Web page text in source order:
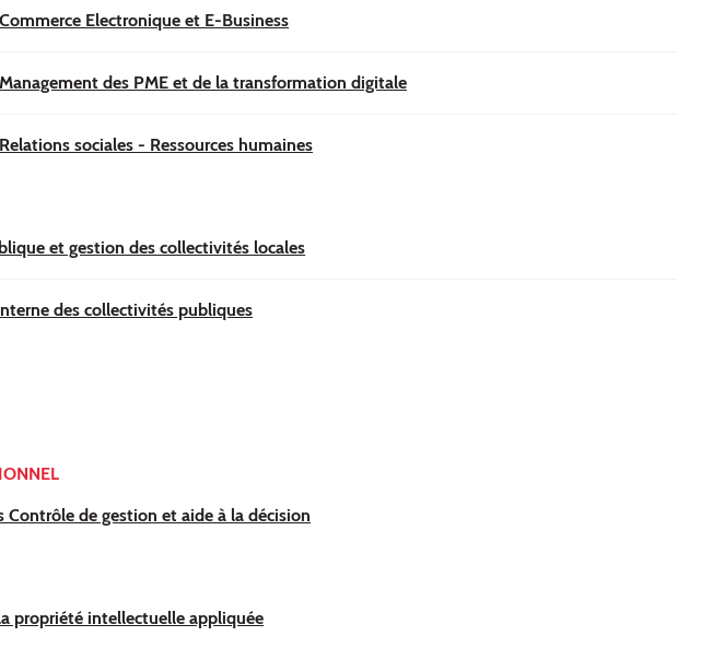
Electronique et E-Business
des PME et de la transformation digitale
sociales - Ressources humaines
et gestion des collectivités locales
des collectivités publiques
de gestion et aide à la décision
propriété intellectuelle appliquée